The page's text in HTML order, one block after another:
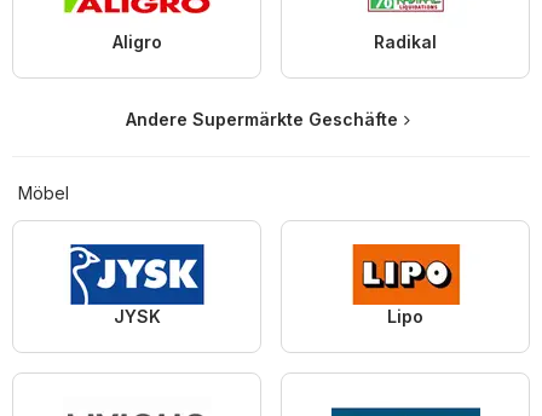
Aligro Radikal
Andere Supermärkte Geschäfte
Möbel
JYSK Lipo